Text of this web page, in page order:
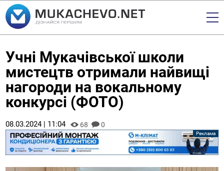
Учні Мукачівської школи
мистецтв отримали найвищі
нагороди на вокальному
конкурсі (ФОТО)
08.03.2024 | 11:04 68 0